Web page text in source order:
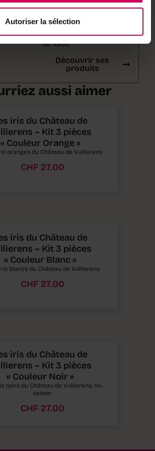
Autoriser la sélection
Le Château de Vullierens
cultive plus de 400
variétés d’iris sur 2
hectares dans le canton
de Vaud.
Découvrir ses
produits
aussi aimer
iris du Château de
– Kit 3 pièces
« Couleur Orange »
oranges du Château de Vullierens
CHF 27.00
iris du Château de
– Kit 3 pièces
« Couleur Blanc »
blancs du Château de Vullierens
CHF 27.00
iris du Château de
– Kit 3 pièces
« Couleur Noir »
noirs du Château de Vullierens, mi-
saison
CHF 27.00